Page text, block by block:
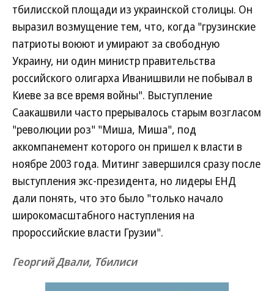
тбилисской площади из украинской столицы. Он
выразил возмущение тем, что, когда "грузинские
патриоты воюют и умирают за свободную
Украину, ни один министр правительства
российского олигарха Иванишвили не побывал в
Киеве за все время войны". Выступление
Саакашвили часто прерывалось старым возгласом
"революции роз" "Миша, Миша", под
аккомпанемент которого он пришел к власти в
ноябре 2003 года. Митинг завершился сразу после
выступления экс-президента, но лидеры ЕНД
дали понять, что это было "только начало
широкомасштабного наступления на
пророссийские власти Грузии".
Георгий Двали, Тбилиси